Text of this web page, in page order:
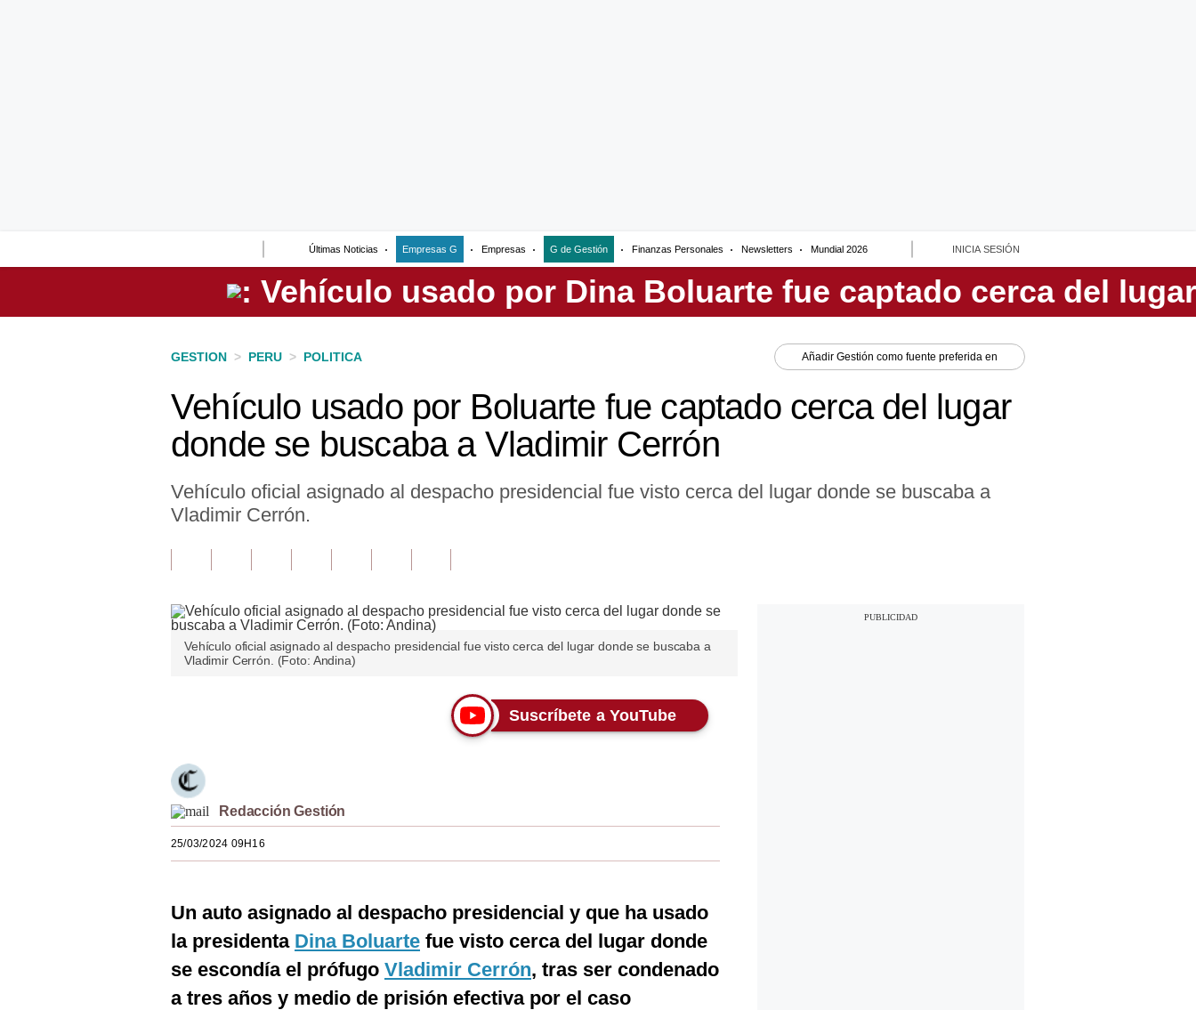
Últimas Noticias Empresas G Empresas G de Gestión Finanzas Personales Newsletters Mundial 2026 INICIA SESIÓN
Perú
GESTION > PERU > POLITICA Añadir Gestión como fuente preferida en
Vehículo usado por Boluarte fue captado cerca del lugar
donde se buscaba a Vladimir Cerrón
Vehículo oficial asignado al despacho presidencial fue visto cerca del lugar donde se buscaba a
Vladimir Cerrón.
Vehículo oficial asignado al despacho presidencial fue visto cerca del lugar donde se buscaba a
Vladimir Cerrón. (Foto: Andina)
Suscríbete a YouTube
Redacción Gestión
25/03/2024 09H16
Un auto asignado al despacho presidencial y que ha usado
la presidenta Dina Boluarte fue visto cerca del lugar donde
se escondía el prófugo Vladimir Cerrón, tras ser condenado
a tres años y medio de prisión efectiva por el caso